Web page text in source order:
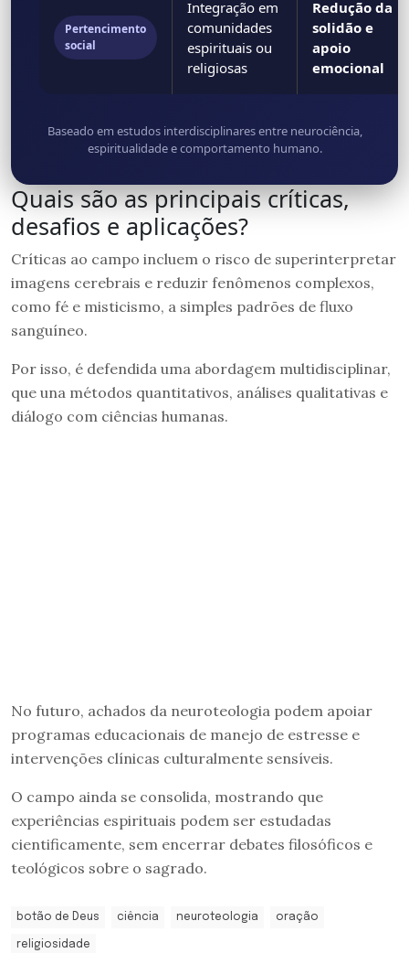
Pertencimento
social
Integração em
comunidades
espirituais ou
religiosas
Redução da
solidão e
apoio
emocional
Baseado em estudos interdisciplinares entre neurociência,
espiritualidade e comportamento humano.
Quais são as principais críticas,
desafios e aplicações?
Críticas ao campo incluem o risco de superinterpretar
imagens cerebrais e reduzir fenômenos complexos,
como fé e misticismo, a simples padrões de fluxo
sanguíneo.
Por isso, é defendida uma abordagem multidisciplinar,
que una métodos quantitativos, análises qualitativas e
diálogo com ciências humanas.
No futuro, achados da neuroteologia podem apoiar
programas educacionais de manejo de estresse e
intervenções clínicas culturalmente sensíveis.
O campo ainda se consolida, mostrando que
experiências espirituais podem ser estudadas
cientificamente, sem encerrar debates filosóficos e
teológicos sobre o sagrado.
botão de Deus ciência neuroteologia oração
religiosidade